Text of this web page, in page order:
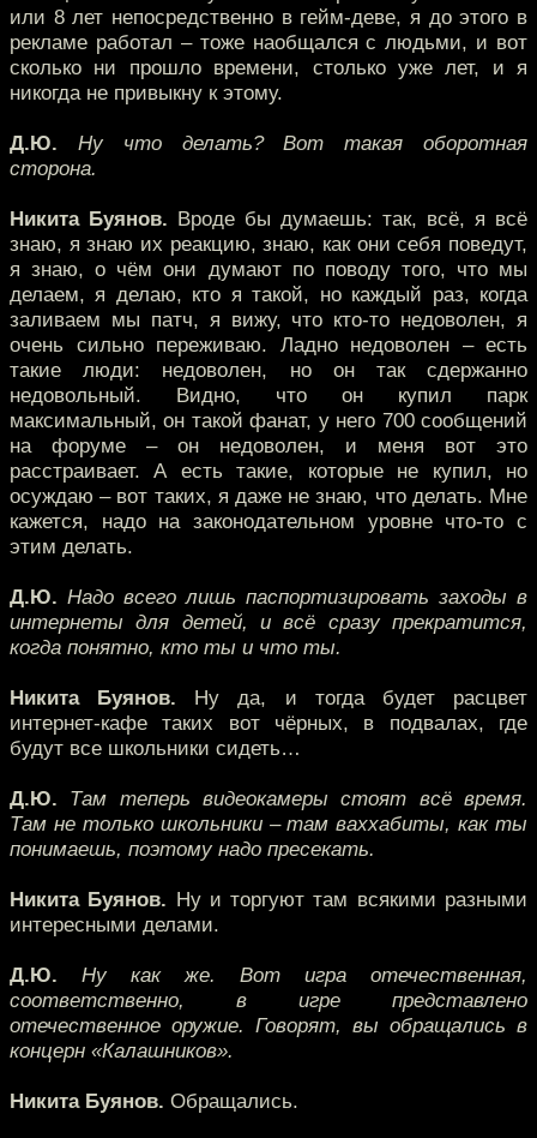
или 8 лет непосредственно в гейм-деве, я до этого в
рекламе работал – тоже наобщался с людьми, и вот
сколько ни прошло времени, столько уже лет, и я
никогда не привыкну к этому.
Д.Ю. Ну что делать? Вот такая оборотная
сторона.
Никита Буянов. Вроде бы думаешь: так, всё, я всё
знаю, я знаю их реакцию, знаю, как они себя поведут,
я знаю, о чём они думают по поводу того, что мы
делаем, я делаю, кто я такой, но каждый раз, когда
заливаем мы патч, я вижу, что кто-то недоволен, я
очень сильно переживаю. Ладно недоволен – есть
такие люди: недоволен, но он так сдержанно
недовольный. Видно, что он купил парк
максимальный, он такой фанат, у него 700 сообщений
на форуме – он недоволен, и меня вот это
расстраивает. А есть такие, которые не купил, но
осуждаю – вот таких, я даже не знаю, что делать. Мне
кажется, надо на законодательном уровне что-то с
этим делать.
Д.Ю. Надо всего лишь паспортизировать заходы в
интернеты для детей, и всё сразу прекратится,
когда понятно, кто ты и что ты.
Никита Буянов. Ну да, и тогда будет расцвет
интернет-кафе таких вот чёрных, в подвалах, где
будут все школьники сидеть…
Д.Ю. Там теперь видеокамеры стоят всё время.
Там не только школьники – там ваххабиты, как ты
понимаешь, поэтому надо пресекать.
Никита Буянов. Ну и торгуют там всякими разными
интересными делами.
Д.Ю. Ну как же. Вот игра отечественная,
соответственно, в игре представлено
отечественное оружие. Говорят, вы обращались в
концерн «Калашников».
Никита Буянов. Обращались.